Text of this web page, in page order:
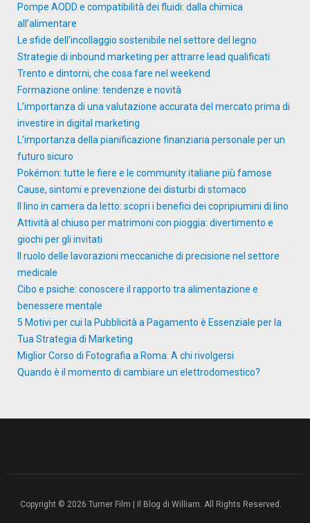
Pompe AODD e compatibilità dei fluidi: dalla chimica
all’alimentare
Le sfide dell’incollaggio sostenibile nel settore del legno
Strategie di inbound marketing per attrarre lead qualificati
Trento e dintorni, che cosa fare nel weekend
Formazione online: tendenze e novità
L’importanza di una valutazione accurata del mercato prima di
investire in digital marketing
L’importanza della pianificazione finanziaria personale per un
futuro sicuro
Pokémon: tutte le fiere e le community italiane più famose
Cause, sintomi e prevenzione dei disturbi di stomaco
Il lino in camera da letto: scopri i benefici dei copripiumini di lino
Attività al chiuso per matrimoni con pioggia: divertimento e
giochi per gli invitati
Il ruolo delle lavorazioni meccaniche di precisione nel settore
medicale
Cibo e psiche: conoscere il rapporto tra alimentazione e
benessere mentale
5 Motivi per cui la Pubblicità a Pagamento è Essenziale per la
Tua Strategia di Marketing
Miglior Corso di Fotografia a Roma: A chi rivolgersi
Quando è il momento di cambiare un elettrodomestico?
Copyright © 2026 Turner Film | Il Blog di William. All Rights Reserved.